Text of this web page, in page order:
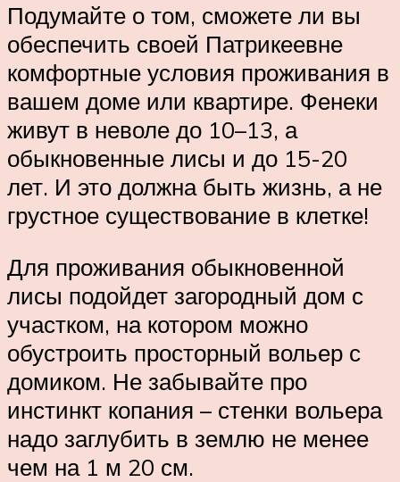
Подумайте о том, сможете ли вы
обеспечить своей Патрикеевне
комфортные условия проживания в
вашем доме или квартире. Фенеки
живут в неволе до 10–13, а
обыкновенные лисы и до 15-20
лет. И это должна быть жизнь, а не
грустное существование в клетке!
Для проживания обыкновенной
лисы подойдет загородный дом с
участком, на котором можно
обустроить просторный вольер с
домиком. Не забывайте про
инстинкт копания – стенки вольера
надо заглубить в землю не менее
чем на 1 м 20 см.